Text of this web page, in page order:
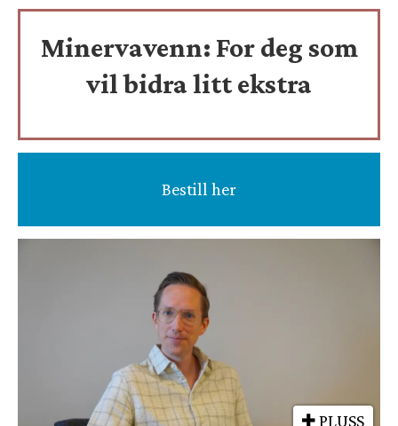
Minervavenn: For deg som
vil bidra litt ekstra
Bestill her
PLUSS